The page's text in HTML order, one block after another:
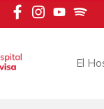
El